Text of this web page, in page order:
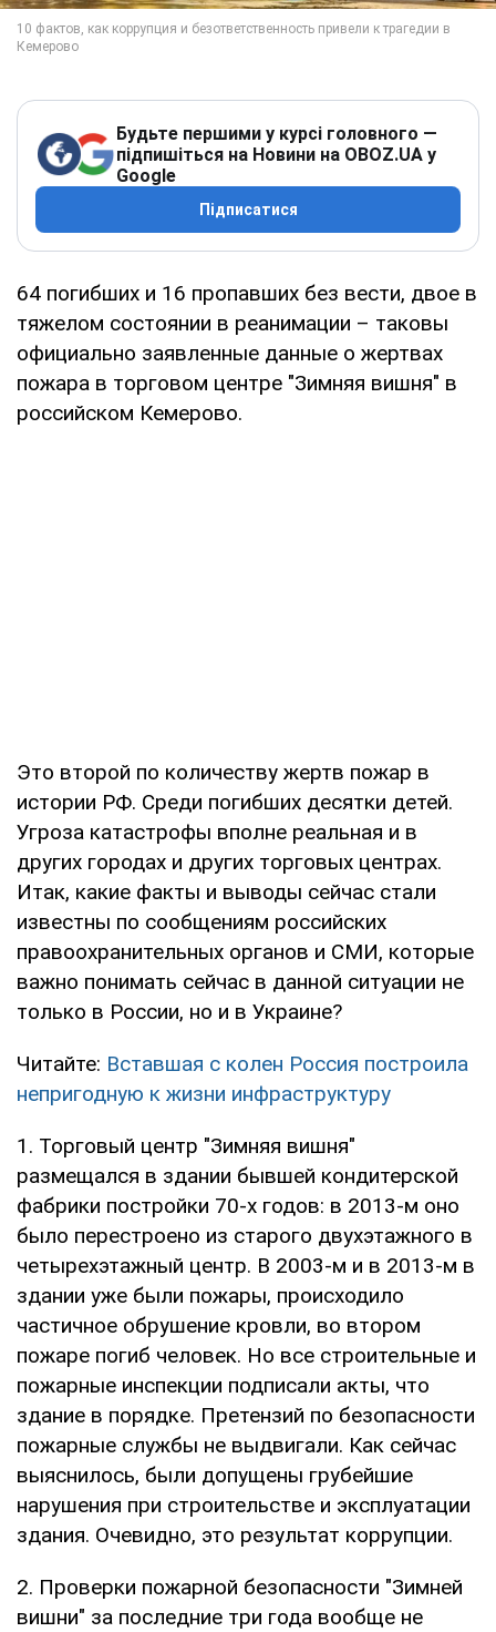
Будьте першими у курсі головного —
підпишіться на Новини на OBOZ.UA у
Google
Підписатися
64 погибших и 16 пропавших без вести, двое в
тяжелом состоянии в реанимации – таковы
официально заявленные данные о жертвах
пожара в торговом центре "Зимняя вишня" в
российском Кемерово.
Это второй по количеству жертв пожар в
истории РФ. Среди погибших десятки детей.
Угроза катастрофы вполне реальная и в
других городах и других торговых центрах.
Итак, какие факты и выводы сейчас стали
известны по сообщениям российских
правоохранительных органов и СМИ, которые
важно понимать сейчас в данной ситуации не
только в России, но и в Украине?
Читайте: Вставшая с колен Россия построила
непригодную к жизни инфраструктуру
1. Торговый центр "Зимняя вишня"
размещался в здании бывшей кондитерской
фабрики постройки 70-х годов: в 2013-м оно
было перестроено из старого двухэтажного в
четырехэтажный центр. В 2003-м и в 2013-м в
здании уже были пожары, происходило
частичное обрушение кровли, во втором
пожаре погиб человек. Но все строительные и
пожарные инспекции подписали акты, что
здание в порядке. Претензий по безопасности
пожарные службы не выдвигали. Как сейчас
выяснилось, были допущены грубейшие
нарушения при строительстве и эксплуатации
здания. Очевидно, это результат коррупции.
2. Проверки пожарной безопасности "Зимней
вишни" за последние три года вообще не